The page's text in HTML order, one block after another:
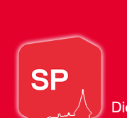
Inhalt